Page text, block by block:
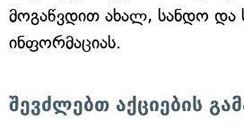
მოგაწვდით ახალ, სანდო და
ინფორმაციას.
შევძლებთ აქციების